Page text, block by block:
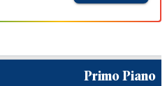
Primo Piano